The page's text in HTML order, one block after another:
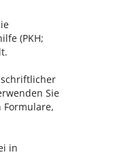
(PKH;
Sie
in